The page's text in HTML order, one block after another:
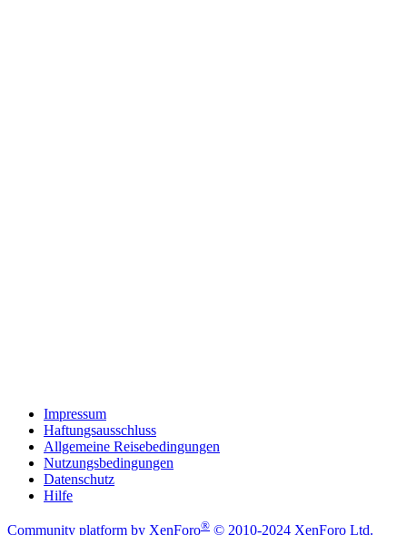
Impressum
Haftungsausschluss
Allgemeine Reisebedingungen
Nutzungsbedingungen
Datenschutz
Hilfe
Community platform by XenForo® © 2010-2024 XenForo Ltd.